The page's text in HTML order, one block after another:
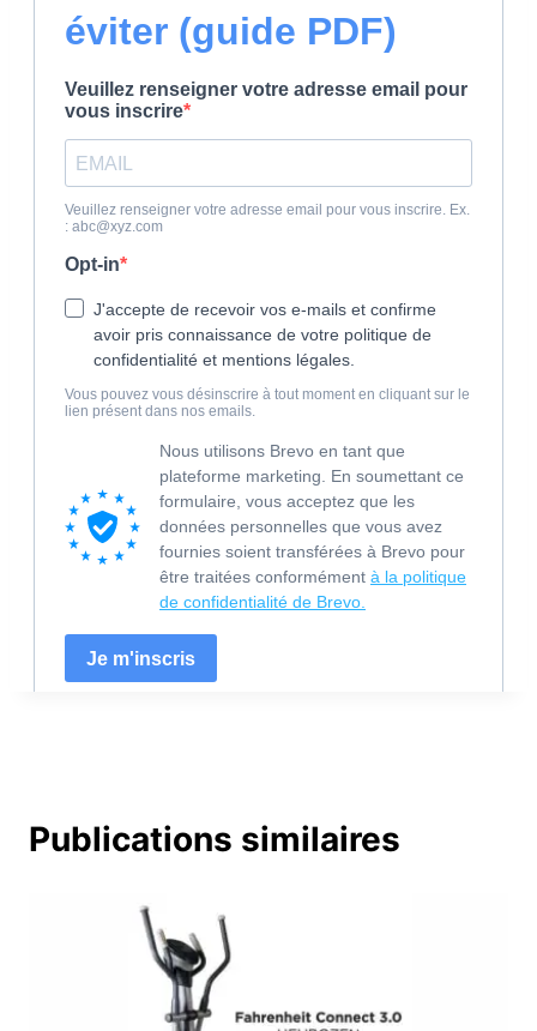
Publications similaires